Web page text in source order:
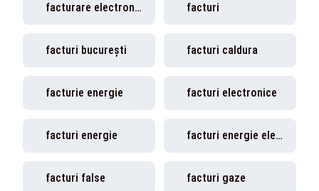
facturare electronica facturi
facturi bucurești facturi caldura
facturie energie facturi electronice
facturi energie facturi energie electrică
facturi false facturi gaze